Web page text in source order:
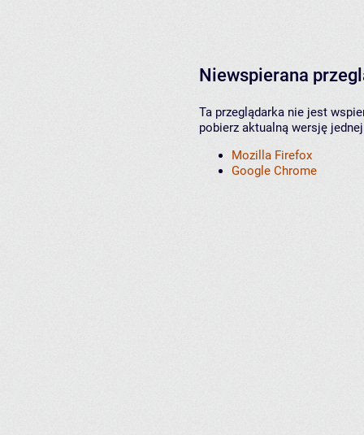
Niewspierana
Ta przeglądarka nie jest
pobierz aktualną wersję
Mozilla Firefox
Google Chrome